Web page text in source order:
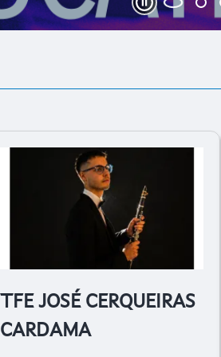
Play and
TFE JOSÉ CERQUEIRAS
CARDAMA